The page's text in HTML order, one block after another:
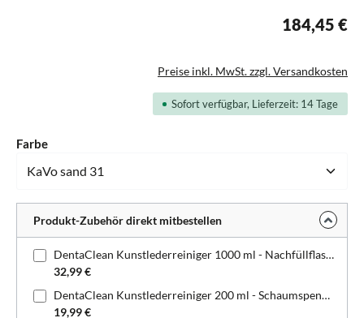
184,45 €
Preise inkl. MwSt. zzgl. Versandkosten
Sofort verfügbar, Lieferzeit: 14 Tage
Farbeauswählen
Produkt-Zubehör direkt mitbestellen
DentaClean Kunstlederreiniger 1000 ml - Nachfüllflasche
32,99 €
DentaClean Kunstlederreiniger 200 ml - Schaumspenderflasche
19,99 €